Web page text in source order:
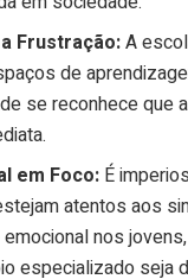
Frustração:A
de
se reconhece que
em Foco: É
atentos aos
nos
especializado seja